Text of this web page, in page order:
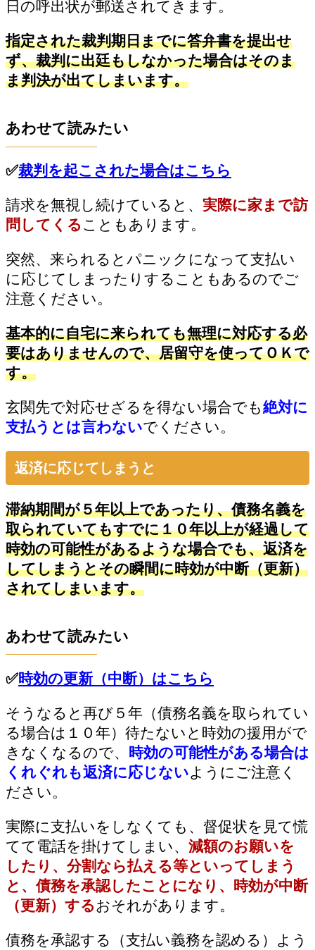
日の呼出状が郵送されてきます。
指定された裁判期日までに答弁書を提出せ
ず、裁判に出廷もしなかった場合はそのま
ま判決が出てしまいます。
あわせて読みたい
✅裁判を起こされた場合はこちら
請求を無視し続けていると、 実際に家まで訪
問してくる こともあります。
突然、来られるとパニックになって支払い
に応じてしまったりすることもあるのでご
注意ください。
基本的に自宅に来られても無理に対応する必
要はありませんので、居留守を使ってＯＫで
す。
玄関先で対応せざるを得ない場合でも絶対に
支払うとは言わないでください。
返済に応じてしまうと
滞納期間が５年以上であったり、債務名義を
取られていてもすでに１０年以上が経過して
時効の可能性があるような場合でも、返済を
してしまうとその瞬間に時効が中断（更新）
されてしまいます。
あわせて読みたい
✅時効の更新（中断）はこちら
そうなると再び５年（債務名義を取られてい
る場合は１０年）待たないと時効の援用がで
きなくなるので、
時効の可能性がある場合は
くれぐれも返済に応じないようにご注意く
ださい。
実際に支払いをしなくても、督促状を見て慌
てて電話を掛けてしまい、 減額のお願いを
したり、分割なら払える等といってしまう
と、債務を承認したことになり、時効が中断
（更新）する おそれがあります。
債務を承認する（支払い義務を認める）よう